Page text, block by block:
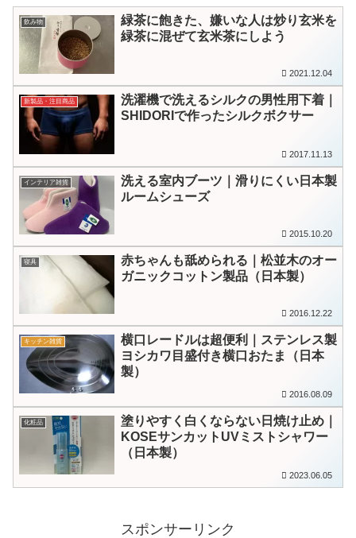
飲み物
緑茶に飽きた、嫌いな人は炒り玄米を
緑茶に混ぜて玄米茶にしよう
2021.12.04
新製品・注目商品
洗濯機で洗えるシルクの男性用下着｜
SHIDORIで作ったシルクボクサー
2017.11.13
インテリア雑貨
洗える室内ブーツ｜滑りにくい日本製
ルームシューズ
2015.10.20
寝具
赤ちゃんも舐められる｜松並木のオー
ガニックコットン製品（日本製）
2016.12.22
キッチン雑貨
横口レードルは超便利｜ステンレス製
ヨシカワ目盛付き横口おたま（日本
製）
2016.08.09
化粧品
塗りやすく白くならない日焼け止め｜
KOSEサンカットUVミストシャワー
（日本製）
2023.06.05
スポンサーリンク